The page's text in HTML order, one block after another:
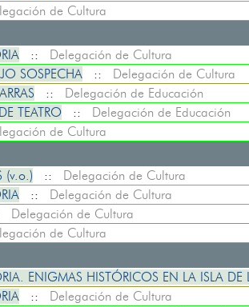
de Cultura
:: Delegación de Cultura
SOSPECHA:: Delegación de Cultura
:: Delegación de Educación
TEATRO :: Delegación de Educación
de Cultura
(v.o.) :: Delegación de Cultura
:: Delegación de Cultura
Delegación de Cultura
de Cultura
ENIGMAS HISTÓRICOS EN LA ISLA DE
:: Delegación de Cultura